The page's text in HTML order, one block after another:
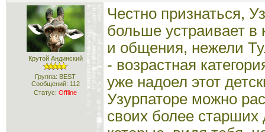
Крутой Андинский
Группа: BEST
Сообщений: 112
Статус: Offline
Честно признаться,
больше устраивает в
и общения, нежели
- возрастная
уже надоел этот
Узурпаторе можно
своих более старших